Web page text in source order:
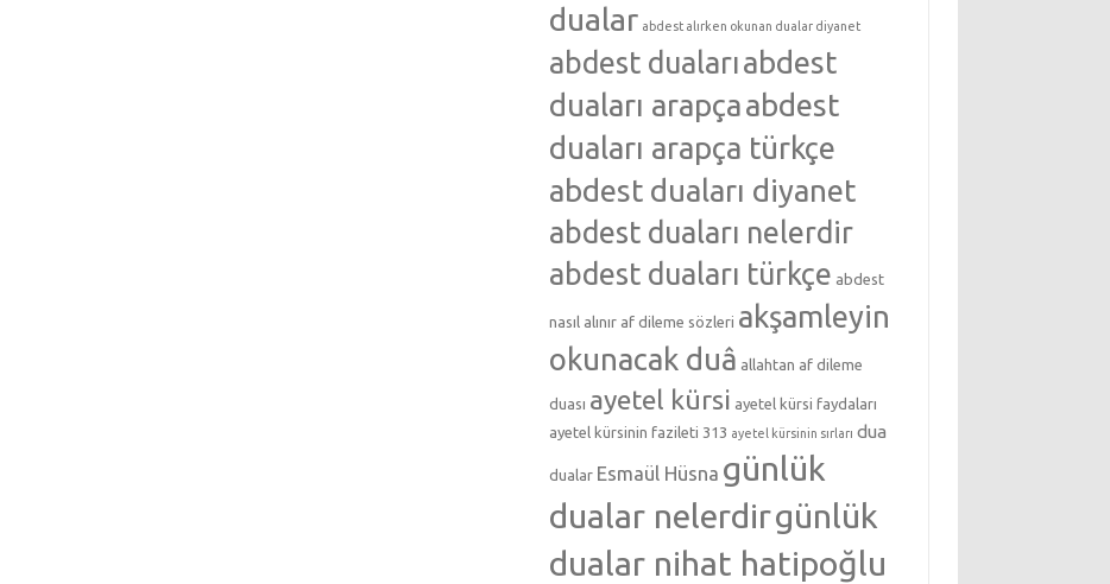
dualar abdest alırken okunan dualar diyanet
abdest dualarıabdest
duaları arapçaabdest
duaları arapça türkçe
abdest duaları diyanet
abdest duaları nelerdir
abdest duaları türkçe abdest
nasıl alınır af dileme sözleri akşamleyin
okunacak duâ allahtan af dileme
duası ayetel kürsi ayetel kürsi faydaları
ayetel kürsinin fazileti 313 ayetel kürsinin sırları dua
dualar Esmaül Hüsna günlük
dualar nelerdirgünlük
dualar nihat hatipoğlu